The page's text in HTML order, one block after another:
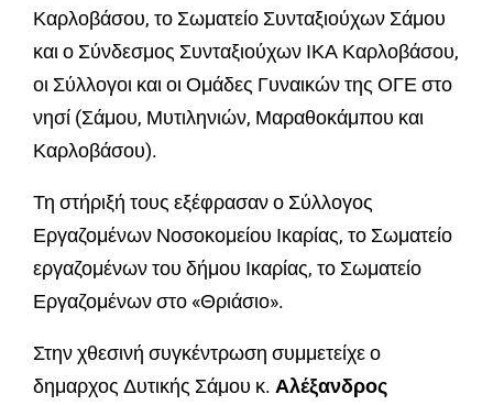
Καρλοβάσου, το Σωματείο Συνταξιούχων Σάμου
και ο Σύνδεσμος Συνταξιούχων ΙΚΑ Καρλοβάσου,
οι Σύλλογοι και οι Ομάδες Γυναικών της ΟΓΕ στο
νησί (Σάμου, Μυτιληνιών, Μαραθοκάμπου και
Καρλοβάσου).
Τη στήριξή τους εξέφρασαν ο Σύλλογος
Εργαζομένων Νοσοκομείου Ικαρίας, το Σωματείο
εργαζομένων του δήμου Ικαρίας, το Σωματείο
Εργαζομένων στο «Θριάσιο».
Στην χθεσινή συγκέντρωση συμμετείχε ο
δημαρχος Δυτικής Σάμου κ. Αλέξανδρος